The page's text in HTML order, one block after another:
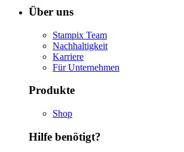
Über uns
Stampix Team
Nachhaltigkeit
Karriere
Für Unternehmen
Produkte
Shop
Hilfe benötigt?